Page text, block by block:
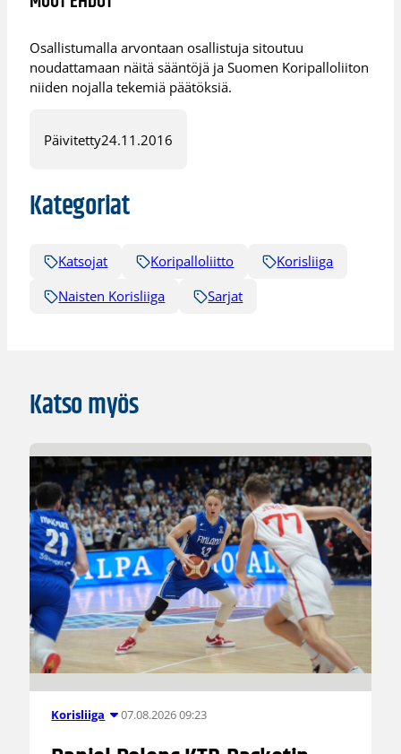
Osallistumalla arvontaan osallistuja sitoutuu
noudattamaan näitä sääntöjä ja Suomen Koripalloliiton
niiden nojalla tekemiä päätöksiä.
Päivitetty24.11.2016
Kategoriat
Katsojat Koripalloliitto
Korisliiga
Naisten Korisliiga
Sarjat
Katso myös
Korisliiga 07.08.2026 09:23